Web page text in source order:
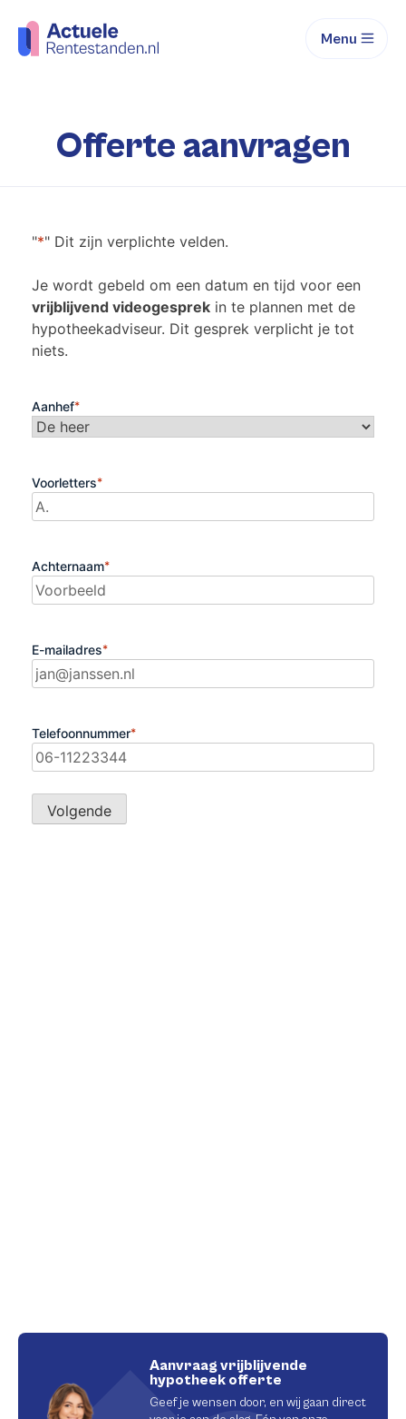
Menu
Offerte aanvragen
Aanvraag vrijblijvende
hypotheek offerte
Geef je wensen door, en wij gaan direct